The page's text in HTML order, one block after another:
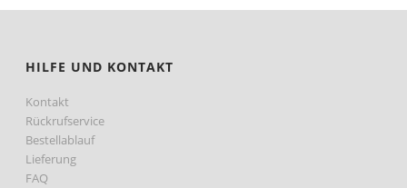
HILFE UND KONTAKT
Kontakt
Rückrufservice
Bestellablauf
Lieferung
FAQ